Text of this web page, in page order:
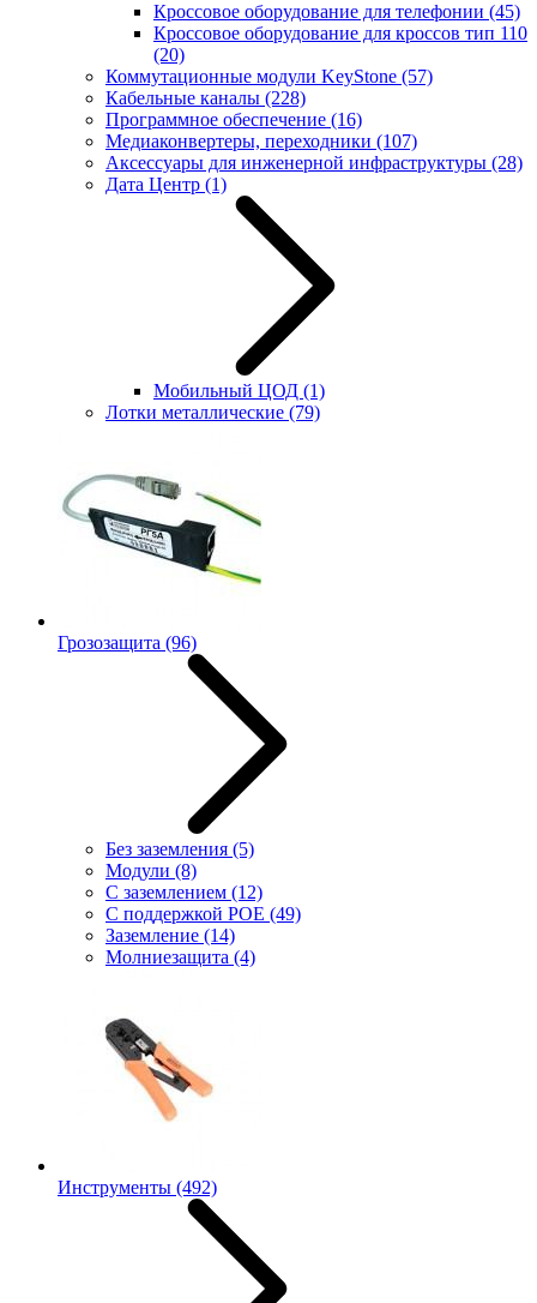
Кроссовое оборудование для телефонии (45)
Кроссовое оборудование для кроссов тип 110
(20)
Коммутационные модули KeyStone (57)
Кабельные каналы (228)
Программное обеспечение (16)
Медиаконвертеры, переходники (107)
Аксессуары для инженерной инфраструктуры (28)
Дата Центр (1)
Мобильный ЦОД (1)
Лотки металлические (79)
Грозозащита (96)
Без заземления (5)
Модули (8)
С заземлением (12)
С поддержкой POE (49)
Заземление (14)
Молниезащита (4)
Инструменты (492)